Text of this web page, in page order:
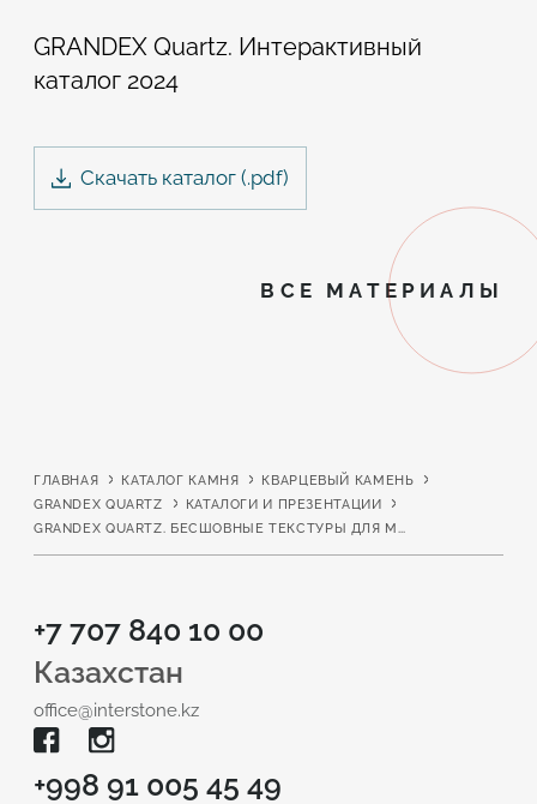
GRANDEX Quartz. Интерактивный
каталог 2024
Скачать каталог (.pdf)
ВСЕ МАТЕРИАЛЫ
ГЛАВНАЯ КАТАЛОГ КАМНЯ
КВАРЦЕВЫЙ КАМЕНЬ
GRANDEX QUARTZ
КАТАЛОГИ И ПРЕЗЕНТАЦИИ
GRANDEX QUARTZ. БЕСШОВНЫЕ ТЕКСТУРЫ ДЛЯ МОДЕЛИРОВАНИЯ ИНТЕРЬЕРОВ
+7 707 840 10 00
Казахстан
office@interstone.kz
+998 91 005 45 49